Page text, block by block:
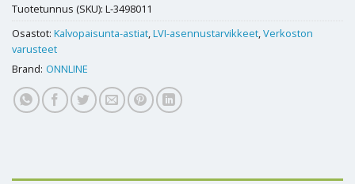
Tuotetunnus (SKU): L-3498011
Osastot: Kalvopaisunta-astiat,LVI-asennustarvikkeet,Verkoston
varusteet
Brand: ONNLINE